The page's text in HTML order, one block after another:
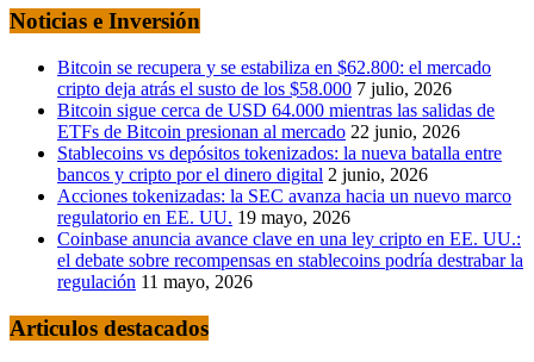
Noticias e Inversión
Bitcoin se recupera y se estabiliza en $62.800: el mercado
cripto deja atrás el susto de los $58.000 7 julio, 2026
Bitcoin sigue cerca de USD 64.000 mientras las salidas de
ETFs de Bitcoin presionan al mercado 22 junio, 2026
Stablecoins vs depósitos tokenizados: la nueva batalla entre
bancos y cripto por el dinero digital 2 junio, 2026
Acciones tokenizadas: la SEC avanza hacia un nuevo marco
regulatorio en EE. UU. 19 mayo, 2026
Coinbase anuncia avance clave en una ley cripto en EE. UU.:
el debate sobre recompensas en stablecoins podría destrabar la
regulación 11 mayo, 2026
Articulos destacados